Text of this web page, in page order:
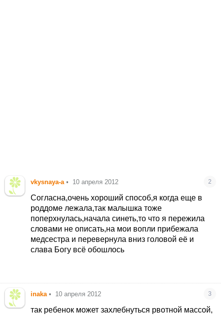
vkysnaya-a • 10 апреля 2012 2
Согласна,очень хороший способ,я когда еще в
роддоме лежала,так малышка тоже
поперхнулась,начала синеть,то что я пережила
словами не описать,на мои вопли прибежала
медсестра и перевернула вниз головой её и
слава Богу всё обошлось
inaka • 10 апреля 2012 3
так ребенок может захлебнуться рвотной массой,